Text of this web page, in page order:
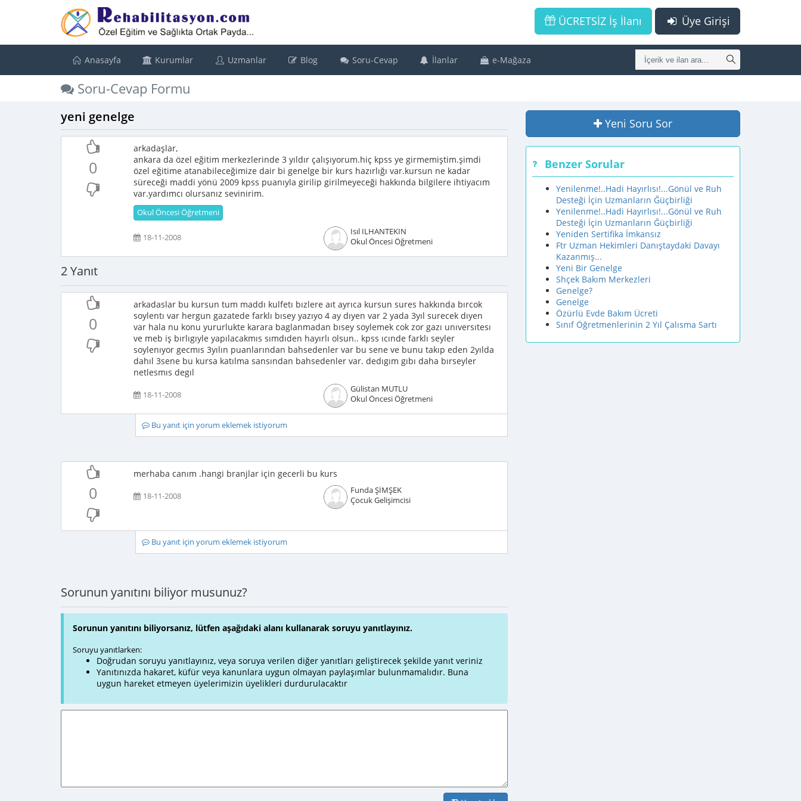
Üye Girişi
ÜCRETSİZ İş İlanı
Anasayfa Kurumlar Uzmanlar Blog Soru-Cevap İlanlar e-Mağaza
Soru-Cevap Formu
yeni genelge
0
arkadaşlar,
ankara da özel eğitim merkezlerinde 3 yıldır çalışıyorum.hiç kpss ye girmemiştim.şimdi
özel eğitime atanabileceğimize dair bi genelge bir kurs hazırlığı var.kursun ne kadar
süreceği maddi yönü 2009 kpss puanıyla girilip girilmeyeceği hakkında bilgilere ihtiyacım
var.yardımcı olursanız sevinirim.
Okul Öncesi Öğretmeni
18-11-2008
Isıl ILHANTEKIN
Okul Öncesi Öğretmeni
2 Yanıt
0
arkadaslar bu kursun tum maddı kulfetı bızlere aıt ayrıca kursun sures hakkında bırcok
soylentı var hergun gazatede farklı bısey yazıyo 4 ay dıyen var 2 yada 3yıl surecek dıyen
var hala nu konu yururlukte karara baglanmadan bısey soylemek cok zor gazı unıversıtesı
ve meb iş bırlıgıyle yapılacakmıs sımdıden hayırlı olsun.. kpss ıcınde farklı seyler
soylenıyor gecmıs 3yılın puanlarından bahsedenler var bu sene ve bunu takıp eden 2yılda
dahıl 3sene bu kursa katılma sansından bahsedenler var. dedıgım gıbı daha bırseyler
netlesmıs degıl
18-11-2008
Gülistan MUTLU
Okul Öncesi Öğretmeni
Bu yanıt için yorum eklemek istiyorum
0
merhaba canım .hangi branjlar için gecerli bu kurs
18-11-2008
Funda ŞİMŞEK
Çocuk Gelişimcisi
Bu yanıt için yorum eklemek istiyorum
Sorunun yanıtını biliyor musunuz?
Sorunun yanıtını biliyorsanız, lütfen aşağıdaki alanı kullanarak soruyu yanıtlayınız.
Soruyu yanıtlarken:
Doğrudan soruyu yanıtlayınız, veya soruya verilen diğer yanıtları geliştirecek şekilde yanıt veriniz
Yanıtınızda hakaret, küfür veya kanunlara uygun olmayan paylaşımlar bulunmamalıdır. Buna
uygun hareket etmeyen üyelerimizin üyelikleri durdurulacaktır
Yeni Soru Sor
Benzer Sorular
Yenilenme!..Hadi Hayırlısı!...Gönül ve Ruh
Desteği İçin Uzmanların Ğüçbirliği
Yenilenme!..Hadi Hayırlısı!...Gönül ve Ruh
Desteği İçin Uzmanların Ğüçbirliği
Yeniden Sertifika İmkansız
Ftr Uzman Hekimleri Danıştaydaki Davayı
Kazanmış...
Yeni Bir Genelge
Shçek Bakım Merkezleri
Genelge?
Genelge
Özürlü Evde Bakım Ücreti
Sınıf Öğretmenlerinin 2 Yıl Çalısma Sartı